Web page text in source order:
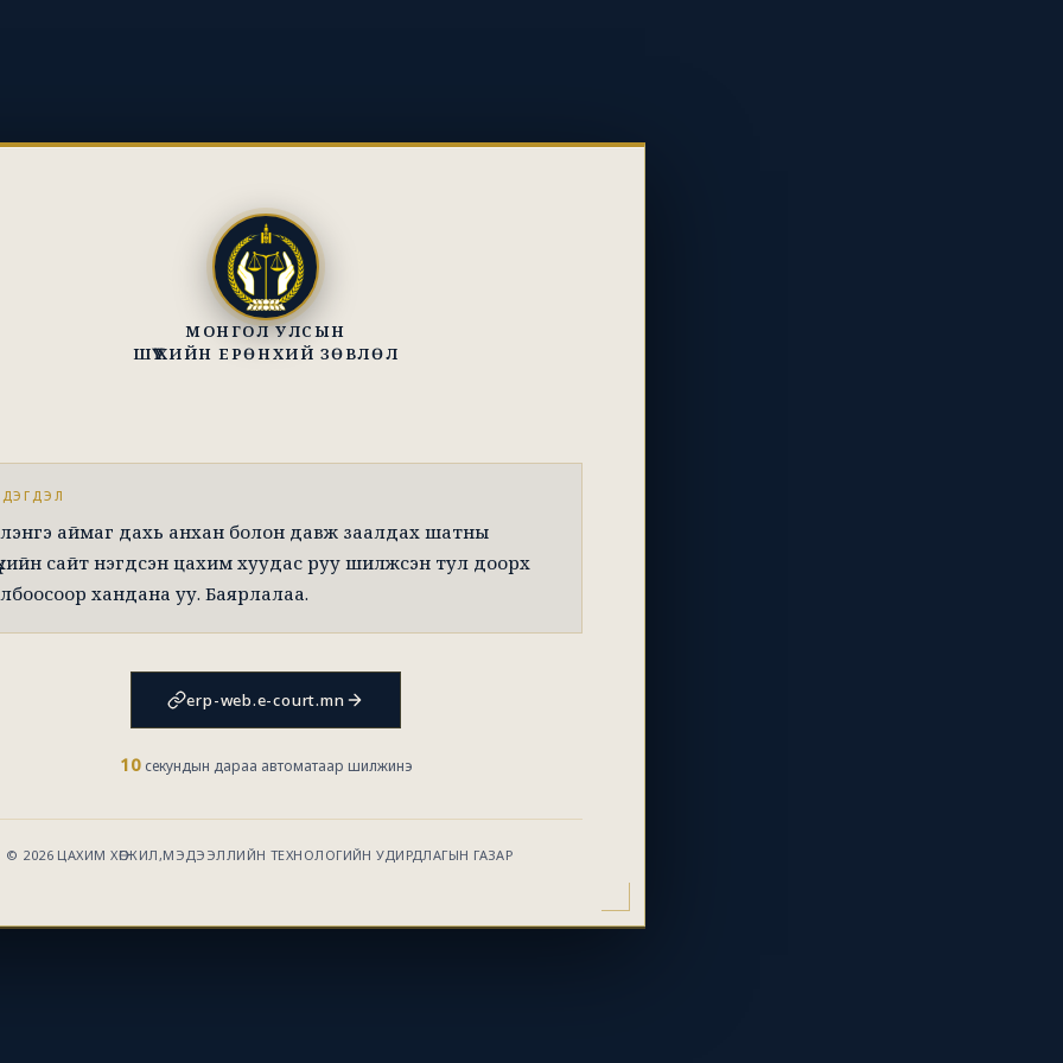
МОНГОЛ УЛСЫН
ШҮҮХИЙН ЕРӨНХИЙ ЗӨВЛӨЛ
аймаг дахь анхан болон давж заалдах шатны
сайт нэгдсэн цахим хуудас руу шилжсэн тул доорх
хандана уу. Баярлалаа.
erp-web.e-court.mn
10секундын дараа автоматаар шилжинэ
© 2026 ЦАХИМ ХӨГЖИЛ,МЭДЭЭЛЛИЙН ТЕХНОЛОГИЙН УДИРДЛАГЫН ГАЗАР